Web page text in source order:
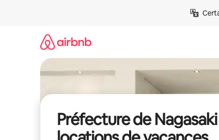
Préfecture de Nagasaki